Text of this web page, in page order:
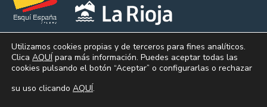
© VALDEZCARAY 2026.
AVISO LEGAL
| POLÍTICA DE PRIVACIDAD
Utilizamos cookies propias y de terceros para fines analíticos.
Clica AQUÍ para más información. Puedes aceptar todas las
cookies pulsando el botón “Aceptar” o configurarlas o rechazar
su uso clicando AQUÍ.